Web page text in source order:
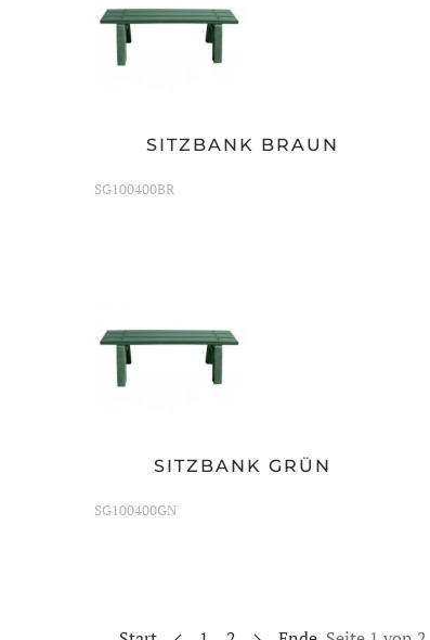
SITZBANK BRAUN
SG100400BR
SITZBANK GRÜN
SG100400GN